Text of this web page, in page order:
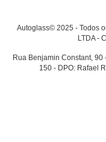
Autoglass© 2025 - Todos
LTDA -
Rua Benjamin Constant, 90
150 - DPO: Rafael